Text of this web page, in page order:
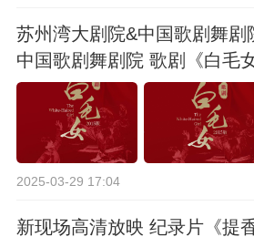
苏州湾大剧院&中国歌剧舞剧
中国歌剧舞剧院 歌剧《白毛女
2025-03-29 17:04
新现场高清放映 纪录片《提